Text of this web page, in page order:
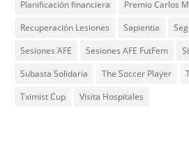
Planificación financiera
Premio Carlos
Recuperación Lesiones
Sapientia
Sesiones AFE
Sesiones AFE FutFem
Subasta Solidaria
The Soccer Player
Tximist Cup
Visita Hospitales